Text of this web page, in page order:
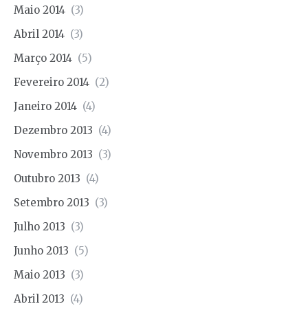
Maio 2014 (3)
Abril 2014 (3)
Março 2014 (5)
Fevereiro 2014 (2)
Janeiro 2014 (4)
Dezembro 2013 (4)
Novembro 2013 (3)
Outubro 2013 (4)
Setembro 2013 (3)
Julho 2013 (3)
Junho 2013 (5)
Maio 2013 (3)
Abril 2013 (4)